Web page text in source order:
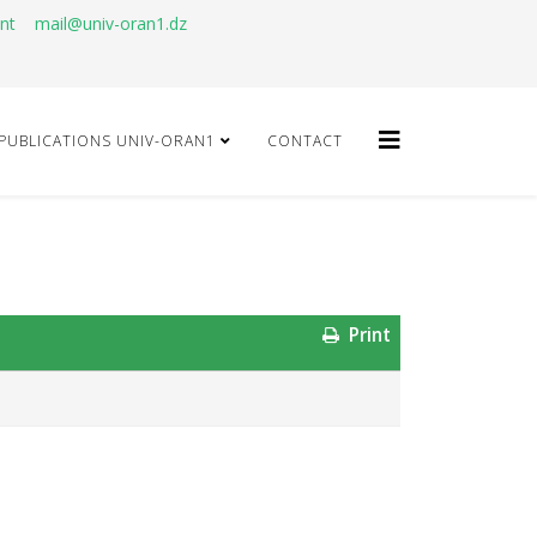
mail@univ-oran1.dz
PUBLICATIONS UNIV-ORAN1 CONTACT
Print